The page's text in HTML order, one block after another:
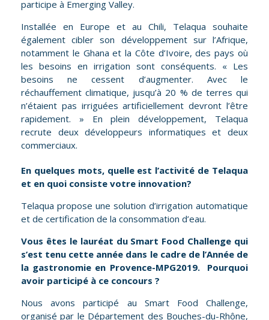
participe à Emerging Valley.
Installée en Europe et au Chili, Telaqua souhaite
également cibler son développement sur l’Afrique,
notamment le Ghana et la Côte d’Ivoire, des pays où
les besoins en irrigation sont conséquents. « Les
besoins ne cessent d’augmenter. Avec le
réchauffement climatique, jusqu’à 20 % de terres qui
n’étaient pas irriguées artificiellement devront l’être
rapidement. » En plein développement, Telaqua
recrute deux développeurs informatiques et deux
commerciaux.
En quelques mots, quelle est l’activité de Telaqua
et en quoi consiste votre innovation?
Telaqua propose une solution d’irrigation automatique
et de certification de la consommation d’eau.
Vous êtes le lauréat du Smart Food Challenge qui
s’est tenu cette année dans le cadre de l’Année de
la gastronomie en Provence-MPG2019. Pourquoi
avoir participé à ce concours ?
Nous avons participé au Smart Food Challenge,
organisé par le Département des Bouches-du-Rhône,